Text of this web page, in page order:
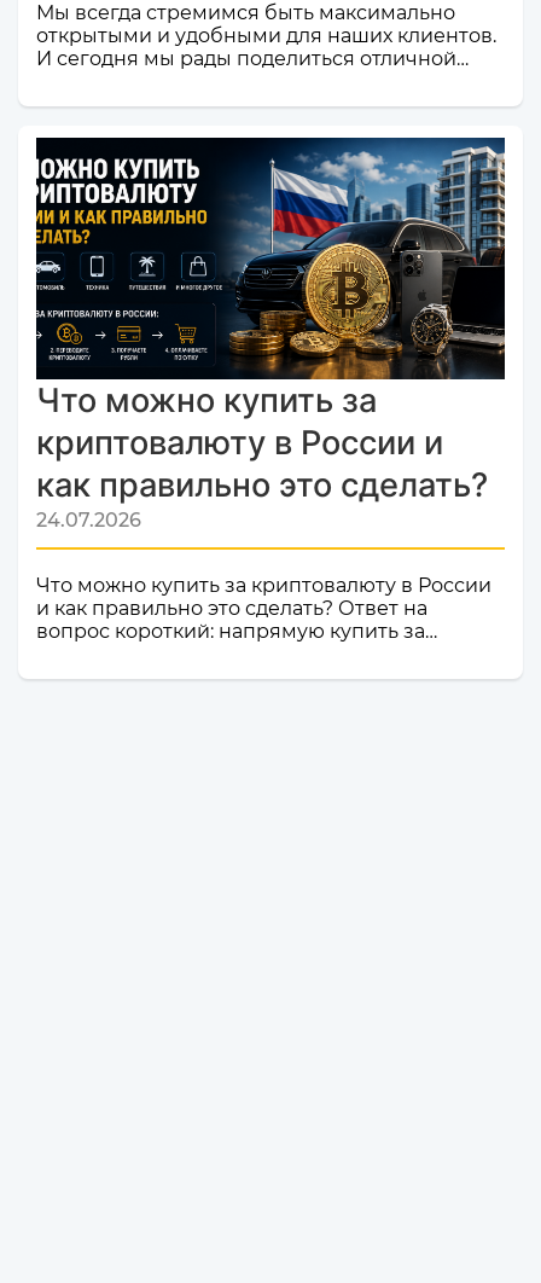
Мы всегда стремимся быть максимально
открытыми и удобными для наших клиентов.
И сегодня мы рады поделиться отличной
валют и криптовалют CosmoChanger
официально добавлен в листинг
мониторинга обменников
Monik.exchange.Что это значит для вас?
Только плюсы! Мы делаем всё, чтобы каждый
ваш обмен был быстрым, безопасным и
комфортным.Почему это важное событие?
Попадание в список надежных платформ на
Monik.exchange — это знак каче...
Что можно купить за
криптовалюту в России и
как правильно это сделать?
24.07.2026
Что можно купить за криптовалюту в России
и как правильно это сделать? Ответ на
вопрос короткий: напрямую купить за
нельзя. Российское законодательство не